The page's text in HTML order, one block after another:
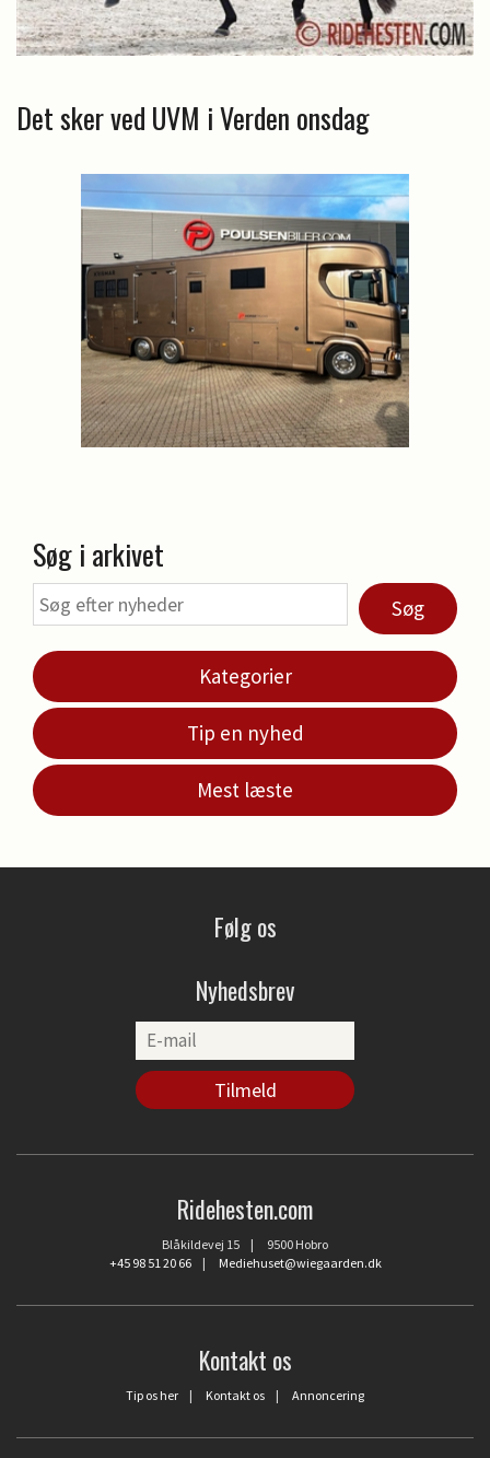
Det sker ved UVM i Verden onsdag
Søg i arkivet
Søg
Kategorier
Tip en nyhed
Mest læste
Følg os
Nyhedsbrev
Ridehesten.com
Blåkildevej 15 | 9500 Hobro
+45 98 51 20 66| Mediehuset@wiegaarden.dk
Kontakt os
Tip os her | Kontakt os | Annoncering